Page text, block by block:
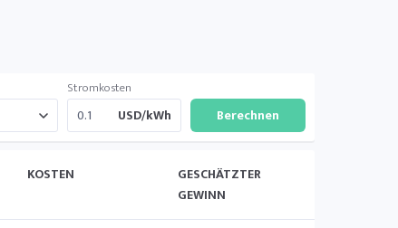
Stromkosten
USD/kWh
KOSTEN
GESCHÄTZTER
GEWINN